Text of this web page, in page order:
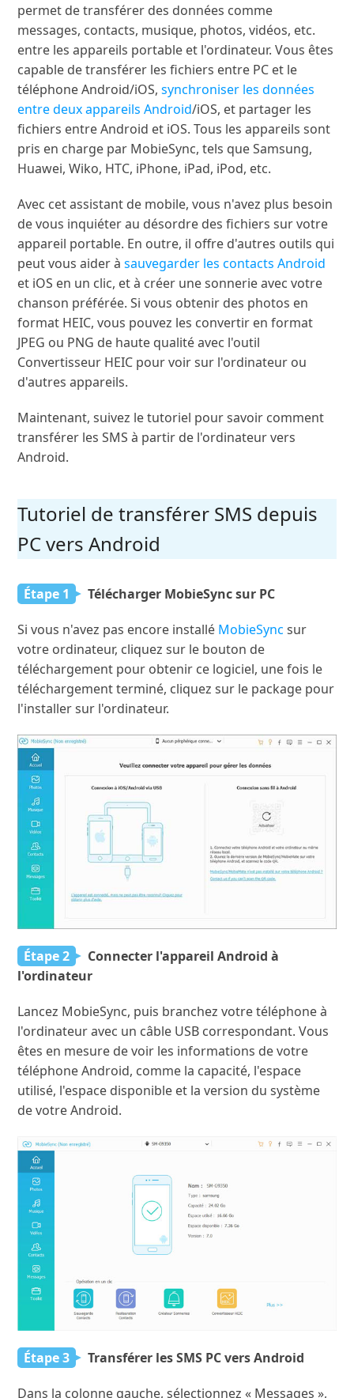
permet de transférer des données comme
messages, contacts, musique, photos, vidéos, etc.
entre les appareils portable et l'ordinateur. Vous êtes
capable de transférer les fichiers entre PC et le
téléphone Android/iOS,synchroniser les données
entre deux appareils Android/iOS, et partager les
fichiers entre Android et iOS. Tous les appareils sont
pris en charge par MobieSync, tels que Samsung,
Huawei, Wiko, HTC, iPhone, iPad, iPod, etc.
Avec cet assistant de mobile, vous n'avez plus besoin
de vous inquiéter au désordre des fichiers sur votre
appareil portable. En outre, il offre d'autres outils qui
peut vous aider àsauvegarder les contacts Android
et iOS en un clic, et à créer une sonnerie avec votre
chanson préférée. Si vous obtenir des photos en
format HEIC, vous pouvez les convertir en format
JPEG ou PNG de haute qualité avec l'outil
Convertisseur HEIC pour voir sur l'ordinateur ou
d'autres appareils.
Maintenant, suivez le tutoriel pour savoir comment
transférer les SMS à partir de l'ordinateur vers
Android.
Tutoriel de transférer SMS depuis
PC vers Android
Étape 1 Télécharger MobieSync sur PC
Si vous n'avez pas encore installé MobieSync sur
votre ordinateur, cliquez sur le bouton de
téléchargement pour obtenir ce logiciel, une fois le
téléchargement terminé, cliquez sur le package pour
l'installer sur l'ordinateur.
Étape 2
Connecter l'appareil Android à
l'ordinateur
Lancez MobieSync, puis branchez votre téléphone à
l'ordinateur avec un câble USB correspondant. Vous
êtes en mesure de voir les informations de votre
téléphone Android, comme la capacité, l'espace
utilisé, l'espace disponible et la version du système
de votre Android.
Étape 3 Transférer les SMS PC vers Android
Dans la colonne gauche, sélectionnez « Messages »,